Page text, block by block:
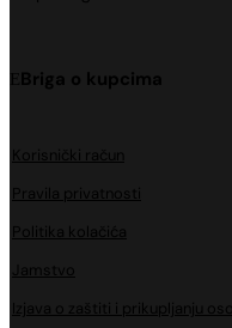
Briga o kupcima
Korisnički račun
Pravila privatnosti
Politika kolačića
Jamstvo
Izjava o zaštiti i prikupljanju